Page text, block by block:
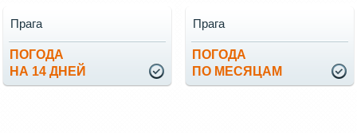
ПОГОДА
НА 14 ДНЕЙ
Прага
ПОГОДА
ПО МЕСЯЦАМ
Прага